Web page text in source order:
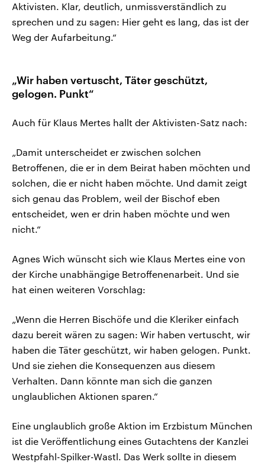
Aktivisten. Klar, deutlich, unmissverständlich zu
sprechen und zu sagen: Hier geht es lang, das ist der
Weg der Aufarbeitung.“
„Wir haben vertuscht, Täter geschützt,
gelogen. Punkt“
Auch für Klaus Mertes hallt der Aktivisten-Satz nach:
„Damit unterscheidet er zwischen solchen
Betroffenen, die er in dem Beirat haben möchten und
solchen, die er nicht haben möchte. Und damit zeigt
sich genau das Problem, weil der Bischof eben
entscheidet, wen er drin haben möchte und wen
nicht.“
Agnes Wich wünscht sich wie Klaus Mertes eine von
der Kirche unabhängige Betroffenenarbeit. Und sie
hat einen weiteren Vorschlag:
„Wenn die Herren Bischöfe und die Kleriker einfach
dazu bereit wären zu sagen: Wir haben vertuscht, wir
haben die Täter geschützt, wir haben gelogen. Punkt.
Und sie ziehen die Konsequenzen aus diesem
Verhalten. Dann könnte man sich die ganzen
unglaublichen Aktionen sparen.“
Eine unglaublich große Aktion im Erzbistum München
ist die Veröffentlichung eines Gutachtens der Kanzlei
Westpfahl-Spilker-Wastl. Das Werk sollte in diesem